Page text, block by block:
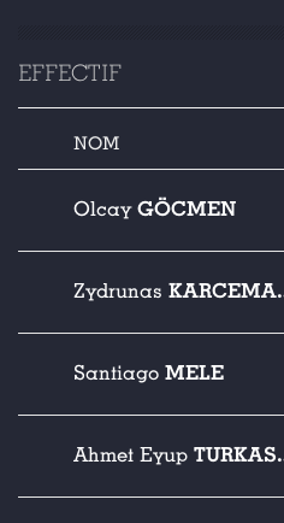
EFFECTIF
NOM
Olcay GÖCMEN
Zydrunas KARCEMARSKAS
Santiago MELE
Ahmet Eyup TURKASLAN